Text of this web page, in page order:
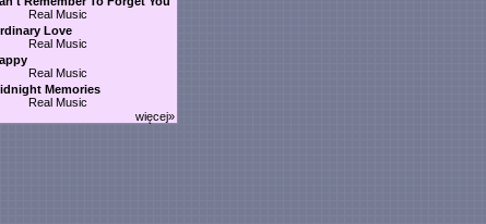
Real Music
Love
Real Music
Real Music
Memories
Real Music
więcej»